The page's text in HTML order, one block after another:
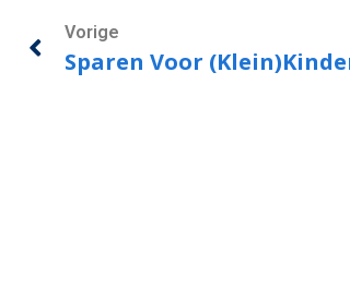
Vorige
Sparen Voor